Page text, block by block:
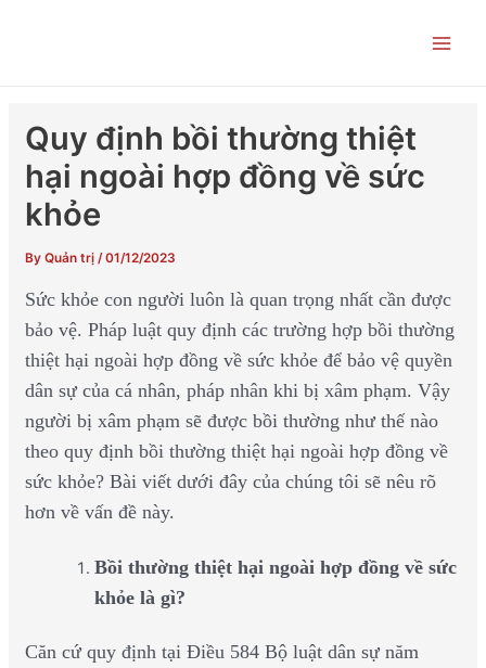
Quy định bồi thường thiệt
hại ngoài hợp đồng về sức
khỏe
By Quản trị /01/12/2023
Sức khỏe con người luôn là quan trọng nhất cần được
bảo vệ. Pháp luật quy định các trường hợp bồi thường
thiệt hại ngoài hợp đồng về sức khỏe để bảo vệ quyền
dân sự của cá nhân, pháp nhân khi bị xâm phạm. Vậy
người bị xâm phạm sẽ được bồi thường như thế nào
theo quy định bồi thường thiệt hại ngoài hợp đồng về
sức khỏe? Bài viết dưới đây của chúng tôi sẽ nêu rõ
hơn về vấn đề này.
Bồi thường thiệt hại ngoài hợp đồng về sức
khỏe là gì?
Căn cứ quy định tại Điều 584 Bộ luật dân sự năm